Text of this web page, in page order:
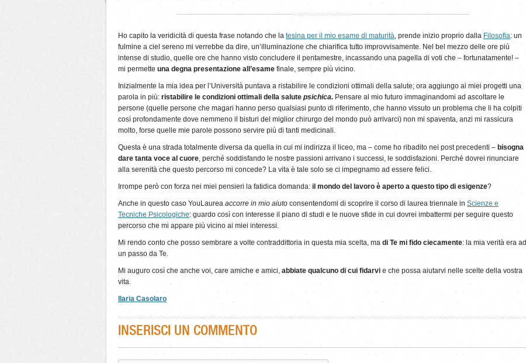
Ho capito la veridicità di questa frase notando che la tesina per il mio esame di maturità, prende inizio proprio dalla Filosofia: un
fulmine a ciel sereno mi verrebbe da dire, un’illuminazione che chiarifica tutto improvvisamente. Nel bel mezzo delle ore più
intense di studio, quelle ore che hanno visto concludere il pentamestre, incassando una pagella di voti che – fortunatamente! –
mi permette una degna presentazione all’esame finale, sempre più vicino.
Inizialmente la mia idea per l’Università puntava a ristabilire le condizioni ottimali della salute; ora aggiungo ai miei progetti una
parola in più: ristabilire le condizioni ottimali della salute psichica. Pensare al mio futuro immaginandomi ad ascoltare le
persone (quelle persone che magari hanno perso qualsiasi punto di riferimento, che hanno vissuto un problema che li ha colpiti
così profondamente dove nemmeno il bisturi del miglior chirurgo del mondo può arrivarci) non mi spaventa, anzi mi rassicura
molto, forse quelle mie parole possono servire più di tanti medicinali.
Questa è una strada totalmente diversa da quella in cui mi indirizza il liceo, ma – come ho ribadito nei post precedenti – bisogna
dare tanta voce al cuore, perché soddisfando le nostre passioni arrivano i successi, le soddisfazioni. Perché dovrei rinunciare
alla serenità che questo percorso mi concede? La vita è tale solo se ci impegnamo ad essere felici.
Irrompe però con forza nei miei pensieri la fatidica domanda: il mondo del lavoro è aperto a questo tipo di esigenze?
Anche in questo caso YouLaurea accorre in mio aiuto consentendomi di scoprire il corso di laurea triennale in Scienze e
Tecniche Psicologiche: guardo così con interesse il piano di studi e le nuove sfide in cui dovrei imbattermi per seguire questo
percorso che mi appare più vicino ai miei interessi.
Mi rendo conto che posso sembrare a volte contraddittoria in questa mia scelta, ma di Te mi fido ciecamente: la mia verità era ad
un passo da Te.
Mi auguro così che anche voi, care amiche e amici, abbiate qualcuno di cui fidarvi e che possa aiutarvi nelle scelte della vostra
vita.
Ilaria Casolaro
INSERISCI UN COMMENTO